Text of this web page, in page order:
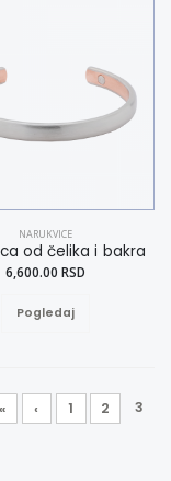
NARUKVICE
od čelika i bakra
6,600.00 RSD
Pogledaj
« ‹ 1 2 3